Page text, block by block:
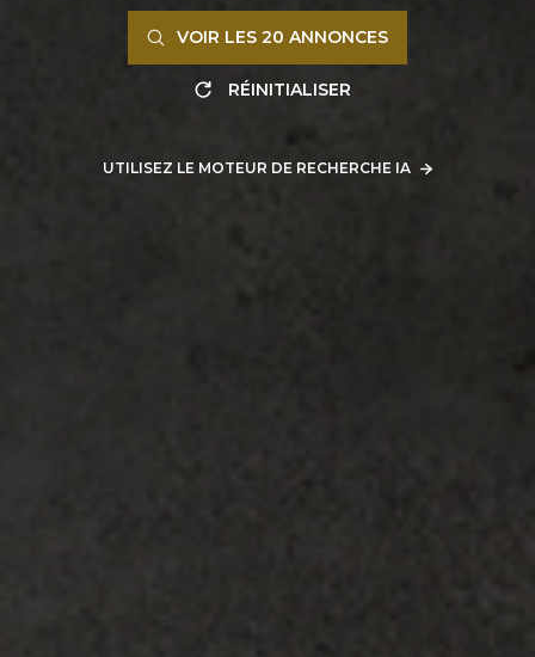
VOIR LES 20 ANNONCES
RÉINITIALISER
UTILISEZ LE MOTEUR DE RECHERCHE IA